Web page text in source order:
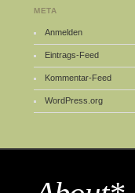
META
Anmelden
Eintrags-Feed
Kommentar-Feed
WordPress.org